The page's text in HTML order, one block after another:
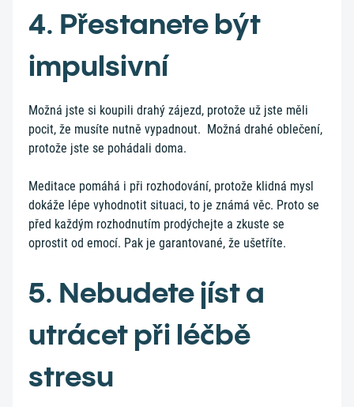
4. Přestanete být
impulsivní
Možná jste si koupili drahý zájezd, protože už jste měli
pocit, že musíte nutně vypadnout. Možná drahé oblečení,
protože jste se pohádali doma.
Meditace pomáhá i při rozhodování, protože klidná mysl
dokáže lépe vyhodnotit situaci, to je známá věc. Proto se
před každým rozhodnutím prodýchejte a zkuste se
oprostit od emocí. Pak je garantované, že ušetříte.
5. Nebudete jíst a
utrácet při léčbě
stresu